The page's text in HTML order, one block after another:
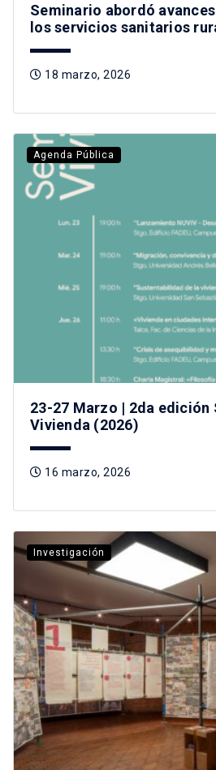
Seminario abordó
los servicios sanitarios
18 marzo, 2026
Agenda Pública
23-27 Marzo | 2da edición
Vivienda (2026)
16 marzo, 2026
Investigación